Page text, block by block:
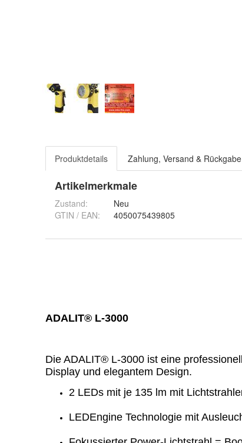
Produktdetails Zahlung, Versand & Rückgabe
Artikelmerkmale
Zustand:
Neu
GTIN / EAN:
4050075439805